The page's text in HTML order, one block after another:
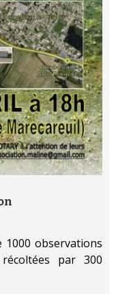
1000 observations
par 300